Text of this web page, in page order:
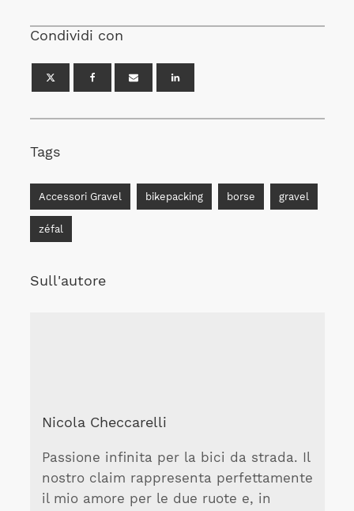
Condividi con
Tags
Accessori Gravel bikepacking borse gravel
zéfal
Sull'autore
Nicola Checcarelli
Passione infinita per la bici da strada. Il
nostro claim rappresenta perfettamente
il mio amore per le due ruote e, in